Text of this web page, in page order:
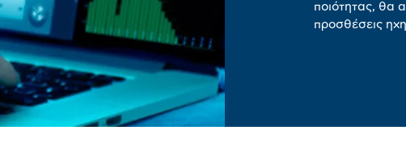
ποιότητας, θα
προσθέσεις